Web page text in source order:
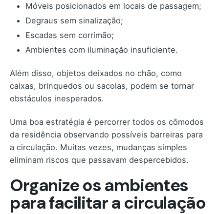
Móveis posicionados em locais de passagem;
Degraus sem sinalização;
Escadas sem corrimão;
Ambientes com iluminação insuficiente.
Além disso, objetos deixados no chão, como
caixas, brinquedos ou sacolas, podem se tornar
obstáculos inesperados.
Uma boa estratégia é percorrer todos os cômodos
da residência observando possíveis barreiras para
a circulação. Muitas vezes, mudanças simples
eliminam riscos que passavam despercebidos.
Organize os ambientes
para facilitar a circulação